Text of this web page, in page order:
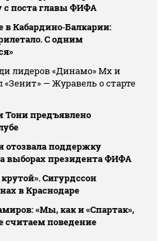
с поста главы ФИФА
Кабардино‑Балкарии:
С одним
лидеров «Динамо» Мх и
— Журавель о старте
Тони предъявлено
отозвала поддержку
выборах президента ФИФА
Сигурдссон
в Краснодаре
«Мы, как и «Спартак»,
считаем поведение